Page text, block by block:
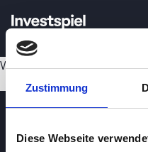
Zustimmung
Diese Webseite
Wird geladen...